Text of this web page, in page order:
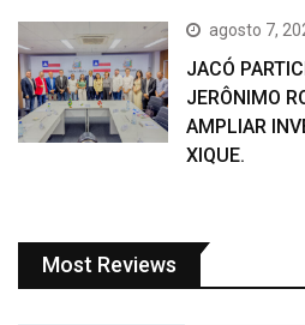
agosto 7,
JACÓ
JERÔNIMO
AMPLIAR
XIQUE.
Most Reviews